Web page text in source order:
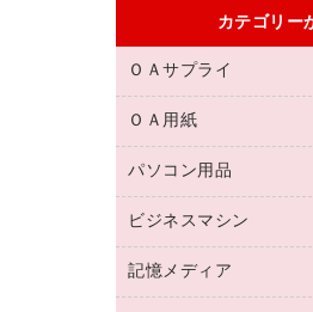
カテゴリー
ＯＡサプライ
互換インクカートリ
リサイクルトナー
リサイクルインク
プリンタ用リボン
ＯＡ用紙
名刺用紙
ワープロ用紙
ラベル用紙
パソコン用品
パソコン周辺機器
マウスパッド
ビジネスマシン
電話機
記憶メディア